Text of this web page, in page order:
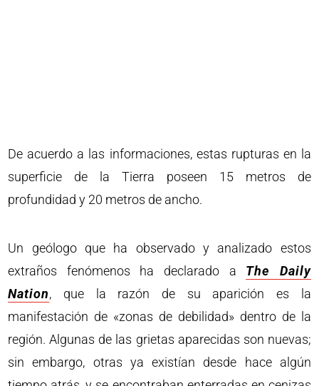
De acuerdo a las informaciones, estas rupturas en la
superficie de la Tierra poseen 15 metros de
profundidad y 20 metros de ancho.
Un geólogo que ha observado y analizado estos
extraños fenómenos ha declarado a The Daily
Nation, que la razón de su aparición es la
manifestación de «zonas de debilidad» dentro de la
región. Algunas de las grietas aparecidas son nuevas;
sin embargo, otras ya existían desde hace algún